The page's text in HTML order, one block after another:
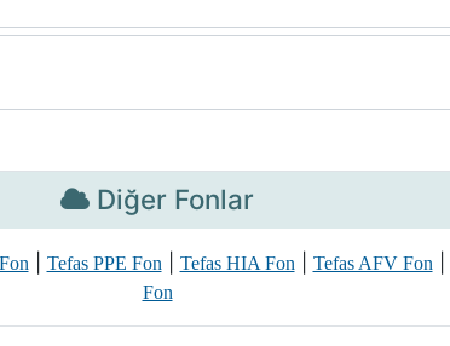
Diğer Fonlar
| Tefas PPE Fon| Tefas HIA Fon| Tefas AFV Fon|
Fon